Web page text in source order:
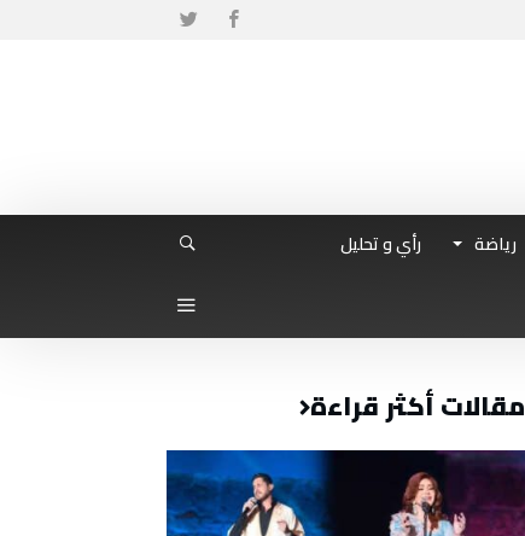
رياضة
رأي و تحليل
مقالات أكثر قراءة